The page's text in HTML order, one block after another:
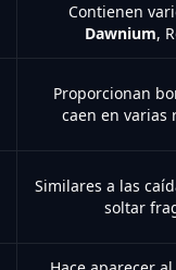
Contienen
Dawnium,
Proporcionan
caen en varias
Similares a las
soltar